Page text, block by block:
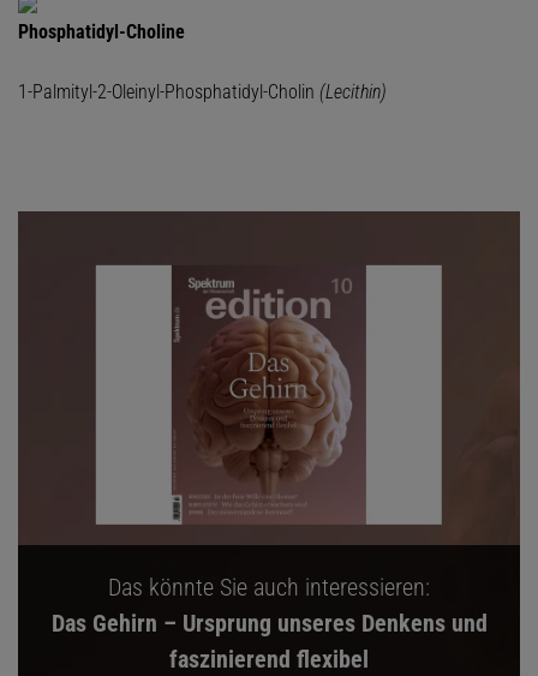
Phosphatidyl-Choline
1-Palmityl-2-Oleinyl-Phosphatidyl-Cholin (Lecithin)
Das könnte Sie auch interessieren:
Das Gehirn – Ursprung unseres Denkens und
faszinierend flexibel